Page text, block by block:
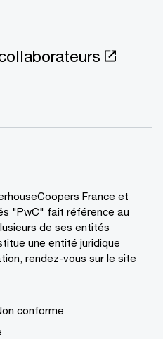
France et
"PwC" fait référence au
de ses entités
une entité juridique
rendez-vous sur le site
conforme